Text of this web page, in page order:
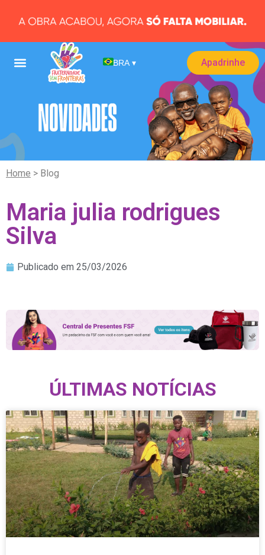
BRA ▾ Apadrinhe
Home > Blog
Maria julia rodrigues
Silva
Publicado em 25/03/2026
ÚLTIMAS NOTÍCIAS